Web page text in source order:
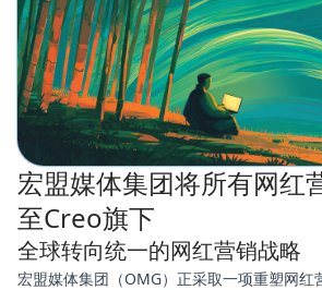
宏盟媒体集团将所有网红
至Creo旗下
全球转向统一的网红营销战略
宏盟媒体集团（OMG）正采取一项重塑网红